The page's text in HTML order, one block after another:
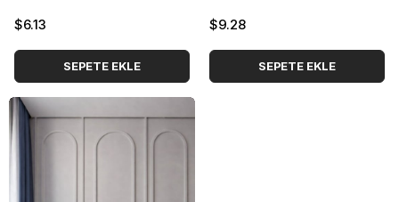
$6.13
SEPETE EKLE
$9.28
SEPETE EKLE